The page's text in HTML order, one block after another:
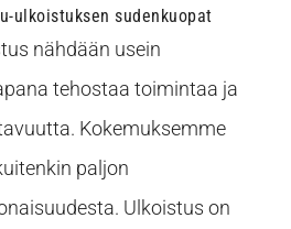
ulkoistuksen sudenkuopat
nähdään usein
tehostaa toimintaa ja
Kokemuksemme
paljon
Ulkoistus on